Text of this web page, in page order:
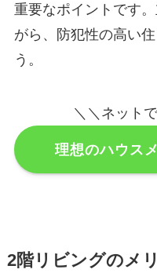
重要なポイントです
がら、防犯性の高い
う。
＼＼ネット
理想のハウス
2階リビングのメ